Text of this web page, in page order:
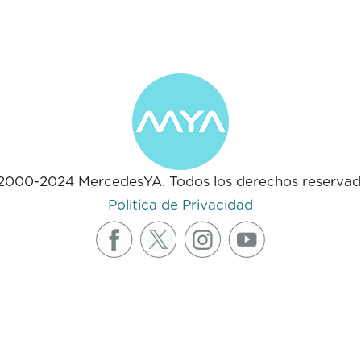
2024 MercedesYA. Todos los derechos
Politica de Privacidad